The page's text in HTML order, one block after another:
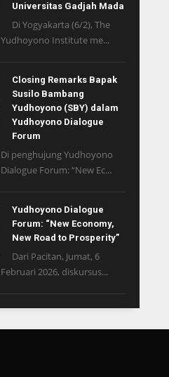
Universitas Gadjah Mada
Di Yogyakarta (6/2), The
Yudhoyono Institute me...
Closing Remarks Bapak
Susilo Bambang
Yudhoyono (SBY) dalam
Yudhoyono Dialogue
Forum
Di penghujung Yudhoyono
Dialogue Forum: “New Ec...
Yudhoyono Dialogue
Forum: “New Economy,
New Road to Prosperity”
Dari Pacitan, Jumat, 6
Februari 2026, diskursus...